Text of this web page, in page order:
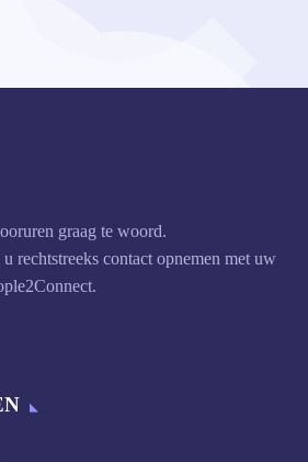
graag te woord.
rechtstreeks contact opnemen met uw